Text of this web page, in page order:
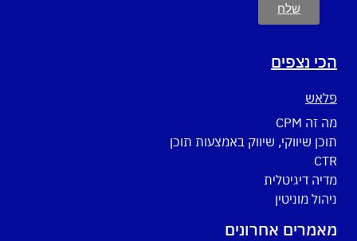
שלח
הכי נצפים
פלאש
מה זה CPM
תוכן שיווקי, שיווק באמצעות תוכן
CTR
מדיה דיגיטלית
ניהול מוניטין
מאמרים אחרונים